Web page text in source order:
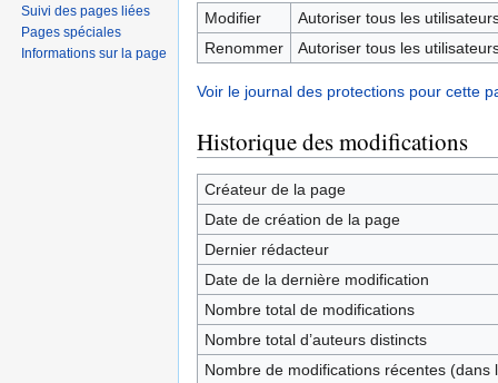
Modifier
Autoriser tous les
Renommer
Autoriser tous les
Voir le journal des protections pour cette
Historique des modifications
Créateur de la page
Date de création de la page
Dernier rédacteur
Date de la dernière modification
Nombre total de modifications
Nombre total d’auteurs distincts
Nombre de modifications récentes (dans
Suivi des pages liées
Pages spéciales
Informations sur la page